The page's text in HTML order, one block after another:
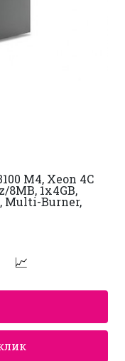
M4, Xeon 4C
8MB, 1x4GB,
Multi-Burner,